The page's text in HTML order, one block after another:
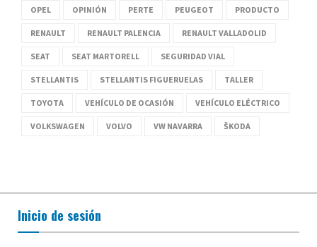
OPEL OPINIÓN PERTE PEUGEOT PRODUCTO
RENAULT RENAULT PALENCIA RENAULT VALLADOLID
SEAT SEAT MARTORELL SEGURIDAD VIAL
STELLANTIS STELLANTIS FIGUERUELAS TALLER
TOYOTA VEHÍCULO DE OCASIÓN VEHÍCULO ELÉCTRICO
VOLKSWAGEN VOLVO VW NAVARRA ŠKODA
Inicio de sesión